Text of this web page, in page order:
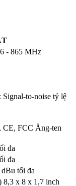
- 865 MHz
to-noise tỷ lệ
CE, FCC Ăng-ten
đa
đa
tối đa
8,3 x 8 x 1,7 inch